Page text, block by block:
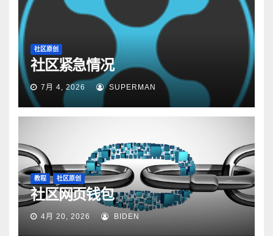
社区原创
社区紧急情况
7月 4, 2026 SUPERMAN
教程 社区原创
社区网页钱包
4月 20, 2026 BIDEN